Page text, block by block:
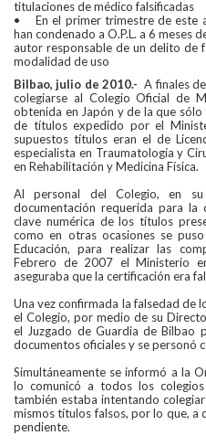
titulaciones de médico falsificadas
• En el primer trimestre de este
han condenado a O.P.L. a 6 meses
autor responsable de un delito de
modalidad de uso
Bilbao, julio de 2010.- A finales
colegiarse al Colegio Oficial de
obtenida en Japón y de la que
de títulos expedido por el
supuestos títulos eran el de
especialista en Traumatología y
en Rehabilitación y Medicina Física.
Al personal del Colegio, en
documentación requerida para la
clave numérica de los títulos
como en otras ocasiones se
Educación, para realizar las
Febrero de 2007 el Ministerio
aseguraba que la certificación era
Una vez confirmada la falsedad de
el Colegio, por medio de su
el Juzgado de Guardia de Bilbao
documentos oficiales y se personó
Simultáneamente se informó a la
lo comunicó a todos los
también estaba intentando
mismos títulos falsos, por lo que, a
pendiente.